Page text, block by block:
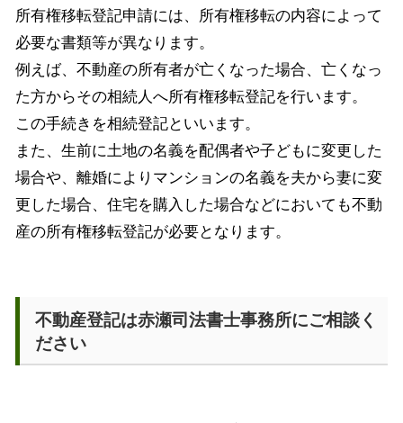
所有権移転登記申請には、所有権移転の内容によって
必要な書類等が異なります。
例えば、不動産の所有者が亡くなった場合、亡くなっ
た方からその相続人へ所有権移転登記を行います。
この手続きを相続登記といいます。
また、生前に土地の名義を配偶者や子どもに変更した
場合や、離婚によりマンションの名義を夫から妻に変
更した場合、住宅を購入した場合などにおいても不動
産の所有権移転登記が必要となります。
不動産登記は赤瀬司法書士事務所にご相談く
ださい